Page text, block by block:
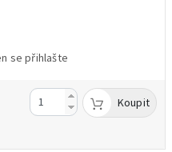
se přihlašte
Koupit